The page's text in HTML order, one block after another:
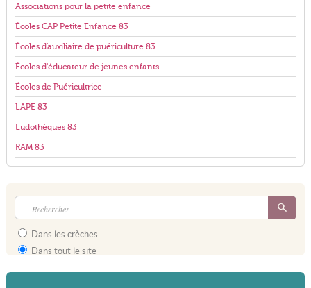
Associations pour la petite enfance
Écoles CAP Petite Enfance 83
Écoles d'auxiliaire de puériculture 83
Écoles d'éducateur de jeunes enfants
Écoles de Puéricultrice
LAPE 83
Ludothèques 83
RAM 83
Dans les crèches
Dans tout le site